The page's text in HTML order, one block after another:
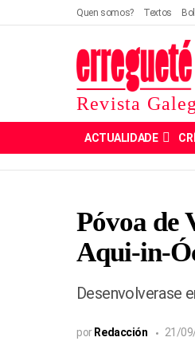
Quen somos? Textos
Revista
ACTUALIDADE
Póvoa de
Aqui-in-
Desenvolverase
por Redacción 21/